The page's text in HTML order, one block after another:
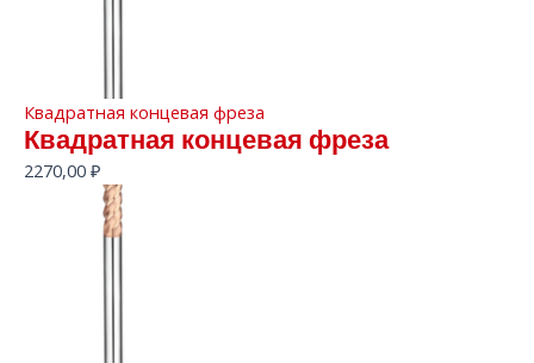
Квадратная концевая фреза
Квадратная концевая фреза
2270,00 ₽